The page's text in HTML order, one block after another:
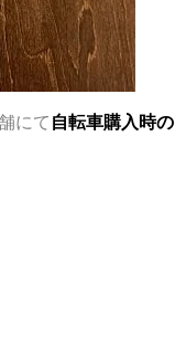
にて 自転車購入時の